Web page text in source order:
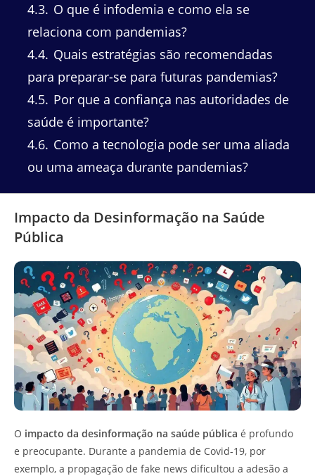
4.3 O que é infodemia e como ela se
relaciona com pandemias?
4.4 Quais estratégias são recomendadas
para preparar-se para futuras pandemias?
4.5 Por que a confiança nas autoridades de
saúde é importante?
4.6 Como a tecnologia pode ser uma aliada
ou uma ameaça durante pandemias?
Impacto da Desinformação na Saúde
Pública
O impacto da desinformação na saúde pública é profundo
e preocupante. Durante a pandemia de Covid-19, por
exemplo, a propagação de fake news dificultou a adesão a